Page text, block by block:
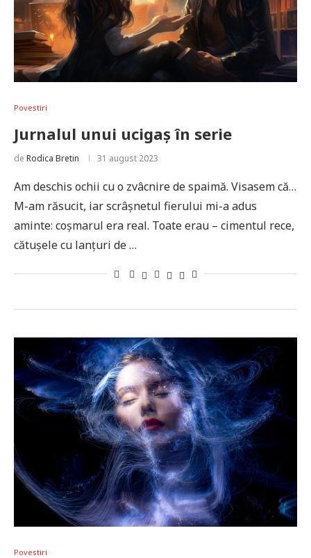
Povestiri
Jurnalul unui ucigaș în serie
de Rodica Bretin 31 august 2023
Am deschis ochii cu o zvâcnire de spaimă. Visasem că…
M-am răsucit, iar scrâșnetul fierului mi-a adus
aminte: coșmarul era real. Toate erau – cimentul rece,
cătușele cu lanțuri de …
Povestiri